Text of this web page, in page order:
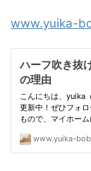
www.yuika-